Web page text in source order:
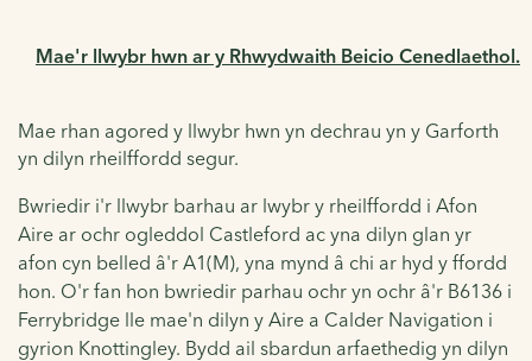
Mae'r llwybr hwn ar y Rhwydwaith Beicio Cenedlaethol.
Mae rhan agored y llwybr hwn yn dechrau yn y Garforth
yn dilyn rheilffordd segur.
Bwriedir i'r llwybr barhau ar lwybr y rheilffordd i Afon
Aire ar ochr ogleddol Castleford ac yna dilyn glan yr
afon cyn belled â'r A1(M), yna mynd â chi ar hyd y ffordd
hon. O'r fan hon bwriedir parhau ochr yn ochr â'r B6136 i
Ferrybridge lle mae'n dilyn y Aire a Calder Navigation i
gyrion Knottingley. Bydd ail sbardun arfaethedig yn dilyn